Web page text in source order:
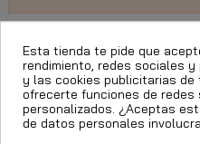
La Empresa
Esta tienda te pide que
rendimiento, redes sociales
y las cookies publicitarias
ofrecerte funciones de redes
personalizados. ¿Aceptas
de datos personales